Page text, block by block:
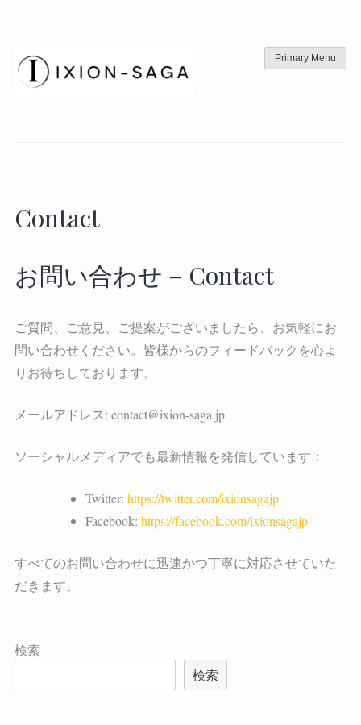
Primary Menu
Contact
お問い合わせ – Contact
ご質問、ご意見、ご提案がございましたら、お気軽にお
問い合わせください。皆様からのフィードバックを心よ
りお待ちしております。
メールアドレス: contact@ixion-saga.jp
ソーシャルメディアでも最新情報を発信しています：
Twitter: https://twitter.com/ixionsagajp
Facebook: https://facebook.com/ixionsagajp
すべてのお問い合わせに迅速かつ丁寧に対応させていた
だきます。
検索
検索